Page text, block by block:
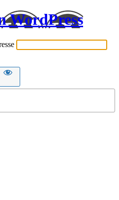
WordPress